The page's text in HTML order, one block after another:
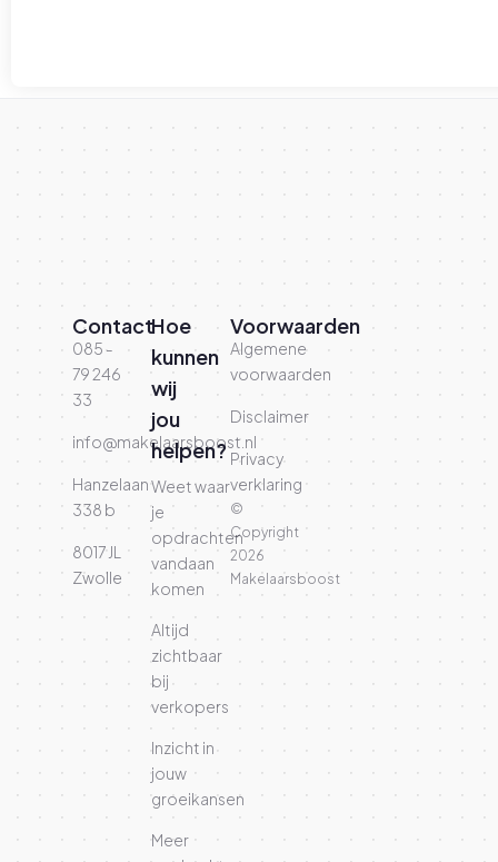
Contact
085 -
79 246
33
info@makelaarsboost.nl
Hanzelaan
338 b
8017 JL
Zwolle
Hoe
kunnen
wij
jou
helpen?
Weet waar
je
opdrachten
vandaan
komen
Altijd
zichtbaar
bij
verkopers
Inzicht in
jouw
groeikansen
Meer
Voorwaarden
Algemene
voorwaarden
Disclaimer
Privacy
verklaring
©
Copyright
2026
Makelaarsboost